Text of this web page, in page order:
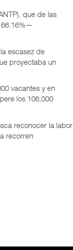
que de las
66.16%—
escasez de
proyectaba un
vacantes y en
los 106,000
reconocer la labor
recorren